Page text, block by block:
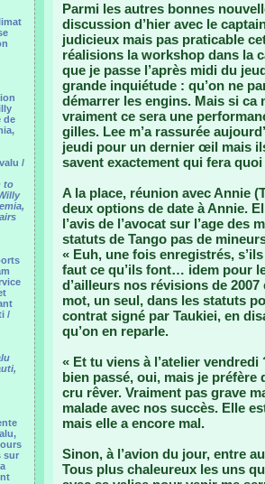
de
/
to
/
sur
Parmi les autres bonnes
discussion d’hier avec le
judicieux mais pas praticable
réalisions la workshop dans la
que je passe l’après midi du
grande inquiétude : qu’on ne
démarrer les engins. Mais si ca
vraiment ce sera une
gilles. Lee m’a rassurée
jeudi pour un dernier œil mais
savent exactement qui fera
A la place, réunion avec Annie
deux options de date à Annie.
l’avis de l’avocat sur l’age des
statuts de Tango pas de
« Euh, une fois enregistrés,
faut ce qu’ils font… idem pour
d’ailleurs nos révisions de
mot, un seul, dans les statuts
contrat signé par Taukiei, en
qu’on en reparle.
« Et tu viens à l’atelier vendredi
bien passé, oui, mais je préfère
cru rêver. Vraiment pas grave
malade avec nos succès. Elle
mais elle a encore mal.
Sinon, à l’avion du jour, entre
Tous plus chaleureux les uns